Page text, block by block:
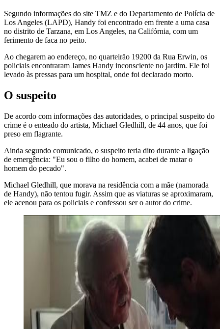
Segundo informações do site TMZ e do Departamento de Polícia de
Los Angeles (LAPD), Handy foi encontrado em frente a uma casa
no distrito de Tarzana, em Los Angeles, na Califórnia, com um
ferimento de faca no peito.
Ao chegarem ao endereço, no quarteirão 19200 da Rua Erwin, os
policiais encontraram James Handy inconsciente no jardim. Ele foi
levado às pressas para um hospital, onde foi declarado morto.
O suspeito
De acordo com informações das autoridades, o principal suspeito do
crime é o enteado do artista, Michael Gledhill, de 44 anos, que foi
preso em flagrante.
Ainda segundo comunicado, o suspeito teria dito durante a ligação
de emergência: "Eu sou o filho do homem, acabei de matar o
homem do pecado".
Michael Gledhill, que morava na residência com a mãe (namorada
de Handy), não tentou fugir. Assim que as viaturas se aproximaram,
ele acenou para os policiais e confessou ser o autor do crime.